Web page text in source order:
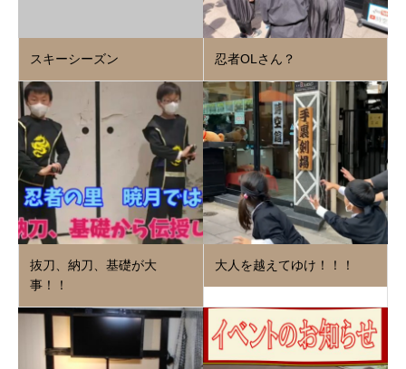
スキーシーズン 忍者OLさん？
抜刀、納刀、基礎が大
事！！
大人を越えてゆけ！！！